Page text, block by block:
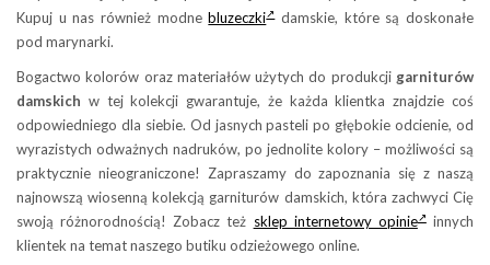
Kupuj u nas również modnebluzeczki damskie, które są doskonałe
pod marynarki.
Bogactwo kolorów oraz materiałów użytych do produkcji garniturów
damskich w tej kolekcji gwarantuje, że każda klientka znajdzie coś
odpowiedniego dla siebie. Od jasnych pasteli po głębokie odcienie, od
wyrazistych odważnych nadruków, po jednolite kolory – możliwości są
praktycznie nieograniczone! Zapraszamy do zapoznania się z naszą
najnowszą wiosenną kolekcją garniturów damskich, która zachwyci Cię
swoją różnorodnością! Zobacz też sklep internetowy opinie innych
klientek na temat naszego butiku odzieżowego online.